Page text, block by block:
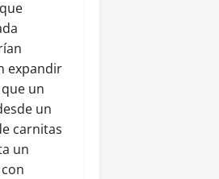
expandir
un
un
carnitas
un